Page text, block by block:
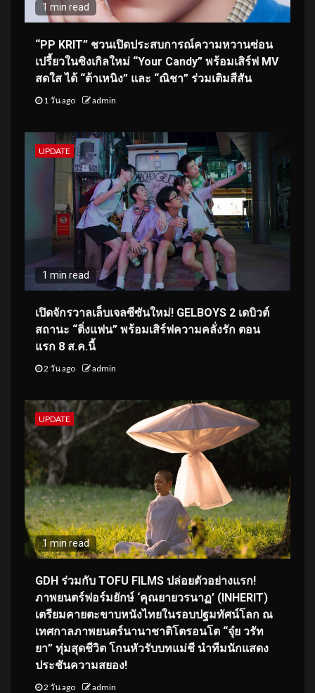
1 min read
“PP KRIT” ชวนเปิดประสบการณ์ความหวานซ่อน
เปรี้ยวในซิงเกิลใหม่ “Your Candy” พร้อมเสิร์ฟ MV
สดใส ได้ “ต้าเหนิง” และ “ณิชา” ร่วมเติมสีสัน
1 วัน ago admin
UPDATE
1 min read
เปิดจักรวาลเล็บเจลซีซันใหม่! GELBOYS 2 เดบิวต์
สถานะ “ติ่งแฟน” พร้อมเสิร์ฟความคลั่งรัก ตอน
แรก 8 ส.ค.นี้
2 วัน ago admin
UPDATE
1 min read
GDH ร่วมกับ TOFU FILMS ปล่อยตัวอย่างแรก!
ภาพยนตร์ฟอร์มยักษ์ ‘คุณยายวรนาฏ’ (INHERIT)
เตรียมคายตะขาบหนังไทยในรอบปฐมทัศน์โลก ณ
เทศกาลภาพยนตร์นานาชาติโตรอนโต “จุ๋ย วรัท
ยา” ทุ่มสุดชีวิต โกนหัวรับบทแม่ชี นำทีมนักแสดง
ประชันความสยอง!
2 วัน ago admin